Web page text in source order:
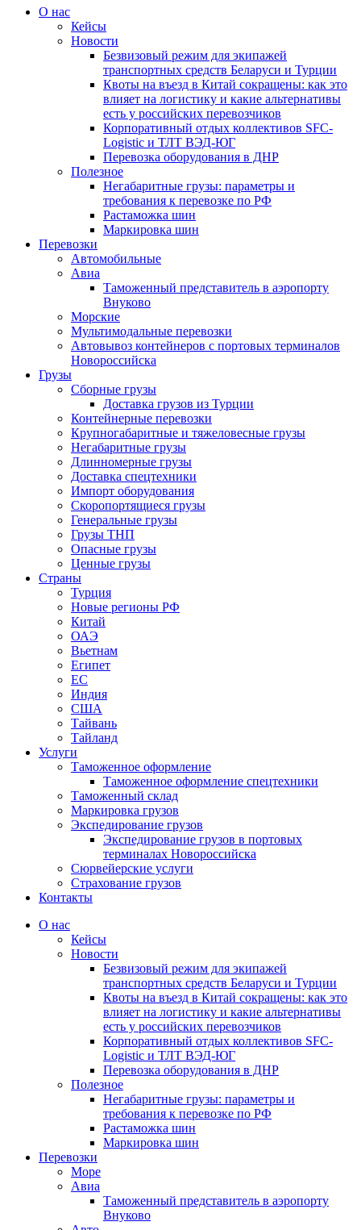
О нас
Кейсы
Новости
Безвизовый режим для экипажей
транспортных средств Беларуси и Турции
Квоты на въезд в Китай сокращены: как это
влияет на логистику и какие альтернативы
есть у российских перевозчиков
Корпоративный отдых коллективов SFC-
Logistic и ТЛТ ВЭД-ЮГ
Перевозка оборудования в ДНР
Полезное
Негабаритные грузы: параметры и
требования к перевозке по РФ
Растаможка шин
Маркировка шин
Перевозки
Автомобильные
Авиа
Таможенный представитель в аэропорту
Внуково
Морские
Мультимодальные перевозки
Автовывоз контейнеров с портовых терминалов
Новороссийска
Грузы
Сборные грузы
Доставка грузов из Турции
Контейнерные перевозки
Крупногабаритные и тяжеловесные грузы
Негабаритные грузы
Длинномерные грузы
Доставка спецтехники
Импорт оборудования
Скоропортящиеся грузы
Генеральные грузы
Грузы ТНП
Опасные грузы
Ценные грузы
Страны
Турция
Новые регионы РФ
Китай
ОАЭ
Вьетнам
Египет
ЕС
Индия
США
Тайвань
Тайланд
Услуги
Таможенное оформление
Таможенное оформление спецтехники
Таможенный склад
Маркировка грузов
Экспедирование грузов
Экспедирование грузов в портовых
терминалах Новороссийска
Сюрвейерские услуги
Страхование грузов
Контакты
О нас
Кейсы
Новости
Безвизовый режим для экипажей
транспортных средств Беларуси и Турции
Квоты на въезд в Китай сокращены: как это
влияет на логистику и какие альтернативы
есть у российских перевозчиков
Корпоративный отдых коллективов SFC-
Logistic и ТЛТ ВЭД-ЮГ
Перевозка оборудования в ДНР
Полезное
Негабаритные грузы: параметры и
требования к перевозке по РФ
Растаможка шин
Маркировка шин
Перевозки
Море
Авиа
Таможенный представитель в аэропорту
Внуково